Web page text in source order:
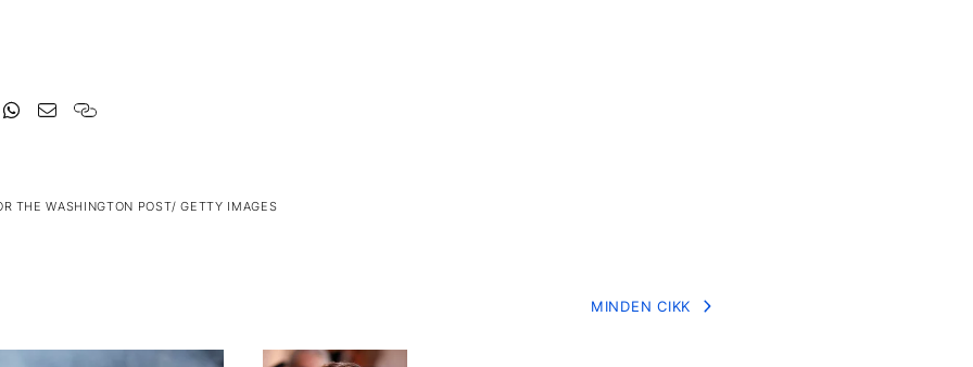
THE WASHINGTON POST/ GETTY IMAGES
MINDEN CIKK